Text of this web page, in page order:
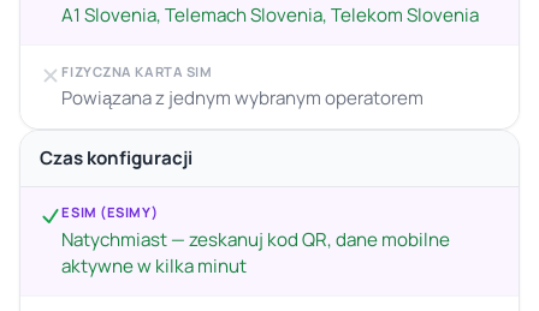
A1 Slovenia, Telemach Slovenia, Telekom Slovenia
FIZYCZNA KARTA SIM
Powiązana z jednym wybranym operatorem
Czas konfiguracji
ESIM (ESIMY)
Natychmiast — zeskanuj kod QR, dane mobilne
aktywne w kilka minut